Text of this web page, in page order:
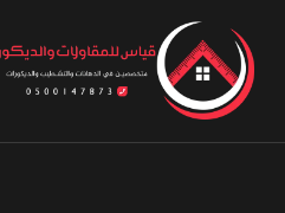
المحتوى